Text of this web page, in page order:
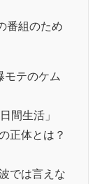
番組のため
モテのケム
間生活」
正体とは？
では言えな